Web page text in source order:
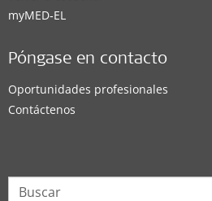
myMED‑EL
Póngase en contacto
Oportunidades profesionales
Contáctenos